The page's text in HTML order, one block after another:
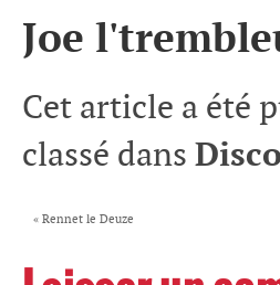
Joe
Cet article a été
classé dans
« Rennet le Deuze